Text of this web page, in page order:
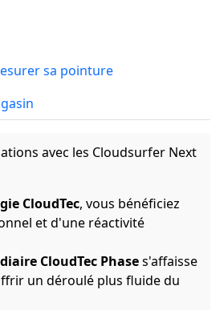
sa pointure
avec les Cloudsurfer Next
CloudTec, vous bénéficiez
et d'une réactivité
CloudTec Phases'affaisse
un déroulé plus fluide du